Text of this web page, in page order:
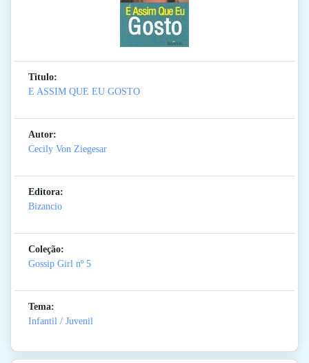
Titulo:
E ASSIM QUE EU GOSTO
Autor:
Cecily Von Ziegesar
Editora:
Bizancio
Coleção:
Gossip Girl nº 5
Tema:
Infantil / Juvenil